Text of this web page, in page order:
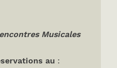
Musicales
au :